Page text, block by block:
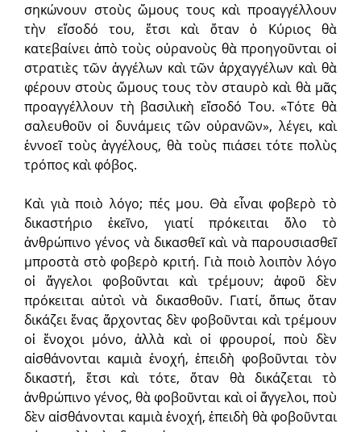
σηκώνουν στοὺς ὤμους τους καὶ προαγγέλλουν
τὴν εἴσοδό του, ἔτσι καὶ ὅταν ὁ Κύριος θὰ
κατεβαίνει ἀπὸ τοὺς οὐρανοὺς θὰ προηγοῦνται οἱ
στρατιὲς τῶν ἀγγέλων καὶ τῶν ἀρχαγγέλων καὶ θὰ
φέρουν στοὺς ὤμους τους τὸν σταυρὸ καὶ θὰ μᾶς
προαγγέλλουν τὴ βασιλικὴ εἴσοδό Του. «Τότε θὰ
σαλευθοῦν οἱ δυνάμεις τῶν οὐρανῶν», λέγει, καὶ
ἐννοεῖ τοὺς ἀγγέλους, θὰ τοὺς πιάσει τότε πολὺς
τρόπος καὶ φόβος.
Καὶ γιὰ ποιὸ λόγο; πές μου. Θὰ εἶναι φοβερὸ τὸ
δικαστήριο ἐκεῖνο, γιατί πρόκειται ὅλο τὸ
ἀνθρώπινο γένος νὰ δικασθεῖ καὶ νὰ παρουσιασθεῖ
μπροστὰ στὸ φοβερὸ κριτή. Γιὰ ποιὸ λοιπὸν λόγο
οἱ ἄγγελοι φοβοῦνται καὶ τρέμουν; ἀφοῦ δὲν
πρόκειται αὐτοὶ νὰ δικασθοῦν. Γιατί, ὅπως ὅταν
δικάζει ἕνας ἄρχοντας δὲν φοβοῦνται καὶ τρέμουν
οἱ ἔνοχοι μόνο, ἀλλὰ καὶ οἱ φρουροί, ποὺ δὲν
αἰσθάνονται καμιὰ ἐνοχή, ἐπειδὴ φοβοῦνται τὸν
δικαστή, ἔτσι καὶ τότε, ὅταν θὰ δικάζεται τὸ
ἀνθρώπινο γένος, θὰ φοβοῦνται καὶ οἱ ἄγγελοι, ποὺ
δὲν αἰσθάνονται καμιὰ ἐνοχή, ἐπειδὴ θὰ φοβοῦνται